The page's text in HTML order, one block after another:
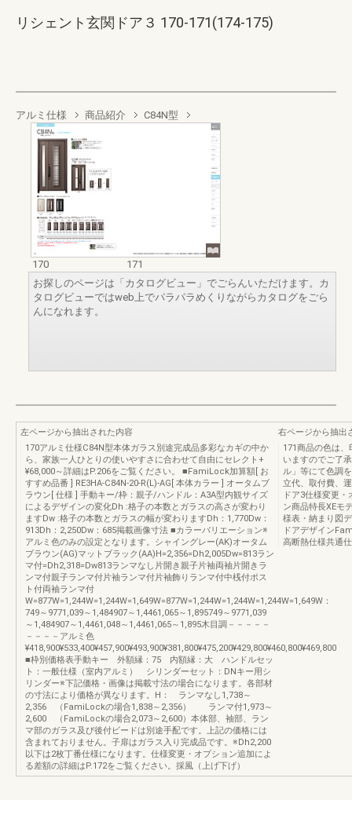
リシェント玄関ドア３ 170-171(174-175)
アルミ仕様 商品紹介 C84N型
170
171
お探しのページは「カタログビュー」でごらんいただけます。カ
タログビューではweb上でパラパラめくりながらカタログをごら
んになれます。
左ページから抽出された内容
170アルミ仕様C84N型本体ガラス別途完成品多彩なカギの中か
ら、家族一人ひとりの使いやすさに合わせて自由にセレクト+
¥68,000～詳細はP.206をご覧ください。 ■FamiLock加算額[ お
すすめ品番 ] RE3HA-C84N-20-R(L)-AG[ 本体カラー ] オータムブ
ラウン[ 仕様 ] 手動キー/枠：親子/ハンドル：A3A型内観サイズ
によるデザインの変化Dh :格子の本数とガラスの高さが変わり
ますDw :格子の本数とガラスの幅が変わりますDh：1,770Dw：
913Dh：2,250Dw：685掲載画像寸法 ■カラーバリエーション※
アルミ色のみの設定となります。シャイングレー(AK)オータム
ブラウン(AG)マットブラック(AA)H=2,356=Dh2,005Dw=813ラン
マ付=Dh2,318=Dw813ランマなし片開き親子片袖両袖片開きラ
ンマ付親子ランマ付片袖ランマ付片袖飾りランマ付中桟付ポス
ト付両袖ランマ付
W=877W=1,244W=1,244W=1,649W=877W=1,244W=1,244W=1,244W=1,649W：
749～9771,039～1,484907～1,4461,065～1,895749～9771,039
～1,484907～1,4461,048～1,4461,065～1,895木目調－－－－－
－－－－アルミ色
¥418,900¥533,400¥457,900¥493,900¥381,800¥475,200¥429,800¥460,800¥469,800
■枠別価格表手動キー 外額縁：75 内額縁：大 ハンドルセッ
ト：一般仕様（室内アルミ） シリンダーセット：DNキー用シ
リンダー※下記価格・画像は掲載寸法の場合になります。各部材
の寸法により価格が異なります。H： ランマなし1,738～
2,356 （FamiLockの場合1,838～2,356） ランマ付1,973～
2,600 （FamiLockの場合2,073～2,600）本体部、袖部、ラン
マ部のガラス及び後付ビードは別途手配です。上記の価格には
含まれておりません。子扉はガラス入り完成品です。※Dh2,200
以下は2枚丁番仕様になります。仕様変更・オプション追加によ
る差額の詳細はP.172をご覧ください。採風（上げ下げ）
右ページから抽出
171商品の色は
いますのでご了
ル」等にて色調
立代、取付費、
ドア3仕様変更
ン商品特長XEモ
様表・納まり図
ドアデザイン
高断熱仕様共通